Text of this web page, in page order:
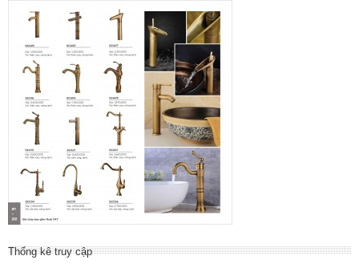
Thống kê truy cập